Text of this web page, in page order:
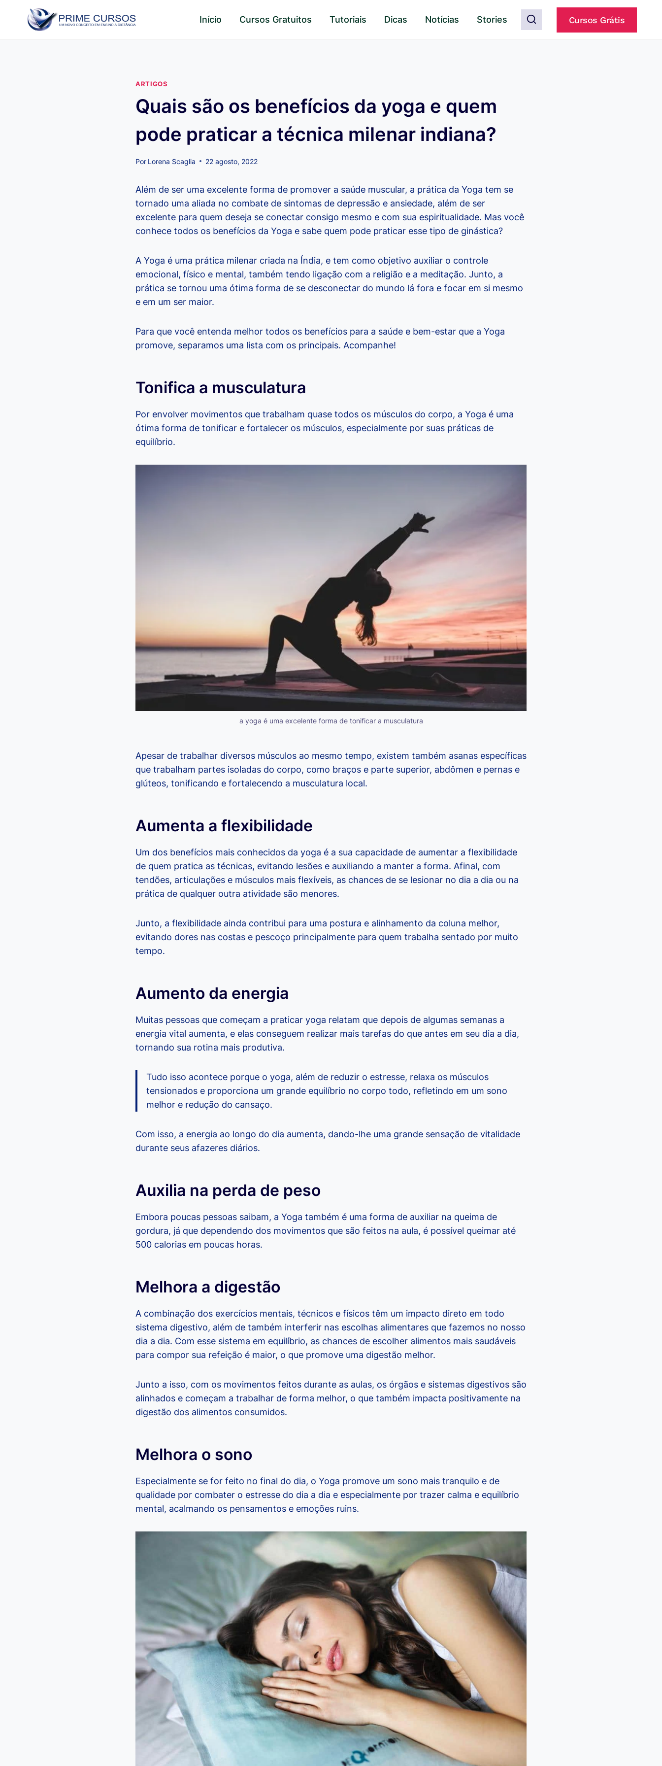
Início Cursos Gratuitos Tutoriais Dicas Notícias Stories Cursos Grátis
ARTIGOS
Quais são os benefícios da yoga e quem
pode praticar a técnica milenar indiana?
Por Lorena Scaglia 22 agosto, 2022
Além de ser uma excelente forma de promover a saúde muscular, a prática da Yoga tem se
tornado uma aliada no combate de sintomas de depressão e ansiedade, além de ser
excelente para quem deseja se conectar consigo mesmo e com sua espiritualidade. Mas você
conhece todos os benefícios da Yoga e sabe quem pode praticar esse tipo de ginástica?
A Yoga é uma prática milenar criada na Índia, e tem como objetivo auxiliar o controle
emocional, físico e mental, também tendo ligação com a religião e a meditação. Junto, a
prática se tornou uma ótima forma de se desconectar do mundo lá fora e focar em si mesmo
e em um ser maior.
Para que você entenda melhor todos os benefícios para a saúde e bem-estar que a Yoga
promove, separamos uma lista com os principais. Acompanhe!
Tonifica a musculatura
Por envolver movimentos que trabalham quase todos os músculos do corpo, a Yoga é uma
ótima forma de tonificar e fortalecer os músculos, especialmente por suas práticas de
equilíbrio.
a yoga é uma excelente forma de tonificar a musculatura
Apesar de trabalhar diversos músculos ao mesmo tempo, existem também asanas específicas
que trabalham partes isoladas do corpo, como braços e parte superior, abdômen e pernas e
glúteos, tonificando e fortalecendo a musculatura local.
Aumenta a flexibilidade
Um dos benefícios mais conhecidos da yoga é a sua capacidade de aumentar a flexibilidade
de quem pratica as técnicas, evitando lesões e auxiliando a manter a forma. Afinal, com
tendões, articulações e músculos mais flexíveis, as chances de se lesionar no dia a dia ou na
prática de qualquer outra atividade são menores.
Junto, a flexibilidade ainda contribui para uma postura e alinhamento da coluna melhor,
evitando dores nas costas e pescoço principalmente para quem trabalha sentado por muito
tempo.
Aumento da energia
Muitas pessoas que começam a praticar yoga relatam que depois de algumas semanas a
energia vital aumenta, e elas conseguem realizar mais tarefas do que antes em seu dia a dia,
tornando sua rotina mais produtiva.
Tudo isso acontece porque o yoga, além de reduzir o estresse, relaxa os músculos
tensionados e proporciona um grande equilíbrio no corpo todo, refletindo em um sono
melhor e redução do cansaço.
Com isso, a energia ao longo do dia aumenta, dando-lhe uma grande sensação de vitalidade
durante seus afazeres diários.
Auxilia na perda de peso
Embora poucas pessoas saibam, a Yoga também é uma forma de auxiliar na queima de
gordura, já que dependendo dos movimentos que são feitos na aula, é possível queimar até
500 calorias em poucas horas.
Melhora a digestão
A combinação dos exercícios mentais, técnicos e físicos têm um impacto direto em todo
sistema digestivo, além de também interferir nas escolhas alimentares que fazemos no nosso
dia a dia. Com esse sistema em equilíbrio, as chances de escolher alimentos mais saudáveis
para compor sua refeição é maior, o que promove uma digestão melhor.
Junto a isso, com os movimentos feitos durante as aulas, os órgãos e sistemas digestivos são
alinhados e começam a trabalhar de forma melhor, o que também impacta positivamente na
digestão dos alimentos consumidos.
Melhora o sono
Especialmente se for feito no final do dia, o Yoga promove um sono mais tranquilo e de
qualidade por combater o estresse do dia a dia e especialmente por trazer calma e equilíbrio
mental, acalmando os pensamentos e emoções ruins.